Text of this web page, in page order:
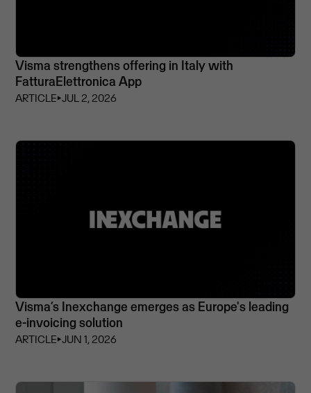
Visma strengthens offering in Italy with
FatturaElettronica App
ARTICLE⏵JUL 2, 2026
Visma’s Inexchange emerges as Europe's leading
e-invoicing solution
ARTICLE⏵JUN 1, 2026